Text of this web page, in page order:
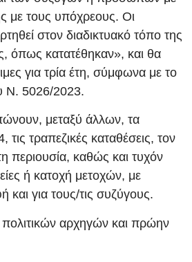
τους υπόχρεους. Οι
στον διαδικτυακό τόπο της
όπως κατατέθηκαν», και θα
για τρία έτη, σύμφωνα με το
Ν. 5026/2023.
μεταξύ άλλων, τα
τις τραπεζικές καταθέσεις, τον
περιουσία, καθώς και τυχόν
ή κατοχή μετοχών, με
και για τους/τις συζύγους.
αρχηγών και πρώην